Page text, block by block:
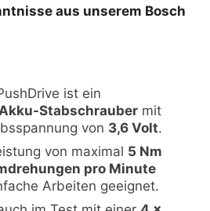
aus unserem Bosch
ist ein
Stabschrauber mit
von 3,6 Volt.
von maximal 5 Nm
pro Minute
Arbeiten geeignet.